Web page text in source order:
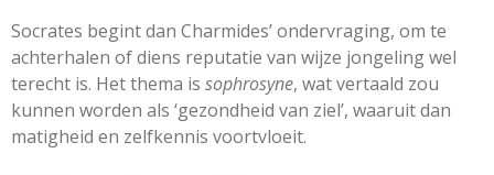
Socrates begint dan Charmides’ ondervraging, om te
achterhalen of diens reputatie van wijze jongeling wel
terecht is. Het thema is sophrosyne, wat vertaald zou
kunnen worden als ‘gezondheid van ziel’, waaruit dan
matigheid en zelfkennis voortvloeit.